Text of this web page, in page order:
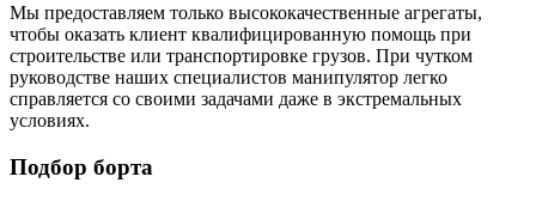
Мы предоставляем только высококачественные агрегаты,
чтобы оказать клиент квалифицированную помощь при
строительстве или транспортировке грузов. При чутком
руководстве наших специалистов манипулятор легко
справляется со своими задачами даже в экстремальных
условиях.
Подбор борта